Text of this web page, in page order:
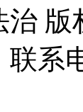
治
电